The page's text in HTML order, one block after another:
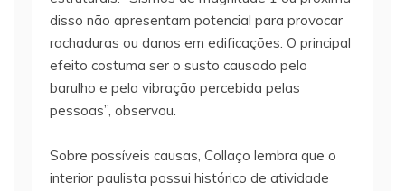
disso não apresentam potencial para provocar
rachaduras ou danos em edificações. O principal
efeito costuma ser o susto causado pelo
barulho e pela vibração percebida pelas
pessoas”, observou.
Sobre possíveis causas, Collaço lembra que o
interior paulista possui histórico de atividade